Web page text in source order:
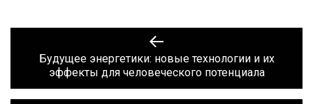
записям
Previous
post:
Будущее энергетики: новые технологии и их
эффекты для человеческого потенциала